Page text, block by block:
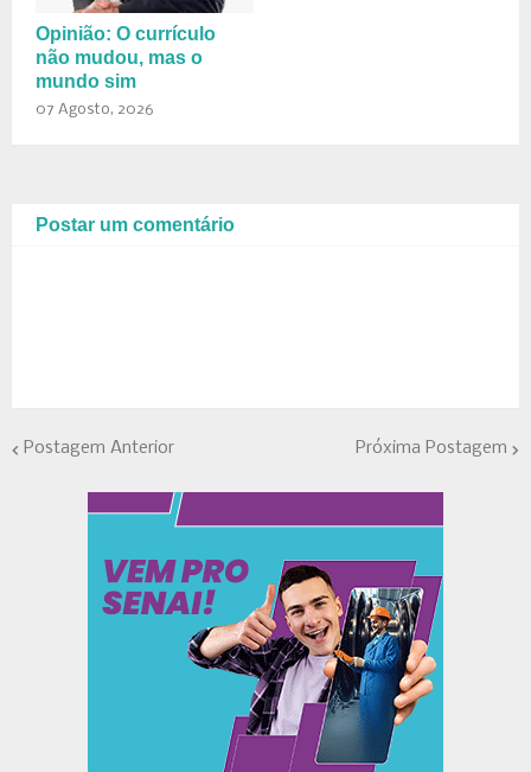
Opinião: O currículo
não mudou, mas o
mundo sim
07 Agosto, 2026
Postar um comentário
Postagem Anterior Próxima Postagem